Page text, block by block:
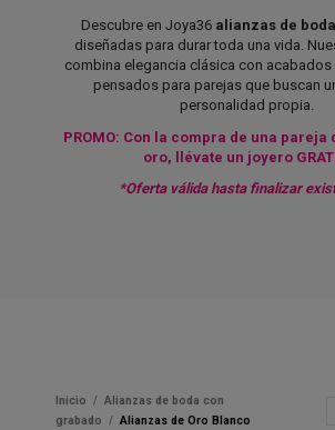
Descubre en Joya36 alianzas de
diseñadas para durar toda una vida.
combina elegancia clásica con acabados
pensados para parejas que buscan
personalidad propia.
PROMO: Con la compra de una pareja
oro, llévate un joyero
*Oferta válida hasta finalizar
Inicio
Alianzas de boda con
grabado
Alianzas de Oro Blanco